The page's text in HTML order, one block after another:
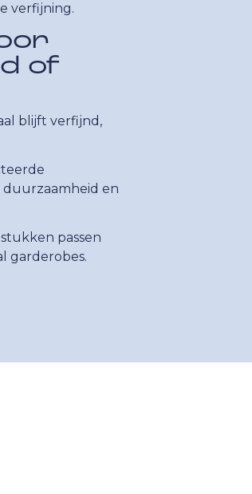
verfijning.
of
blijft verfijnd,
en
passen
garderobes.